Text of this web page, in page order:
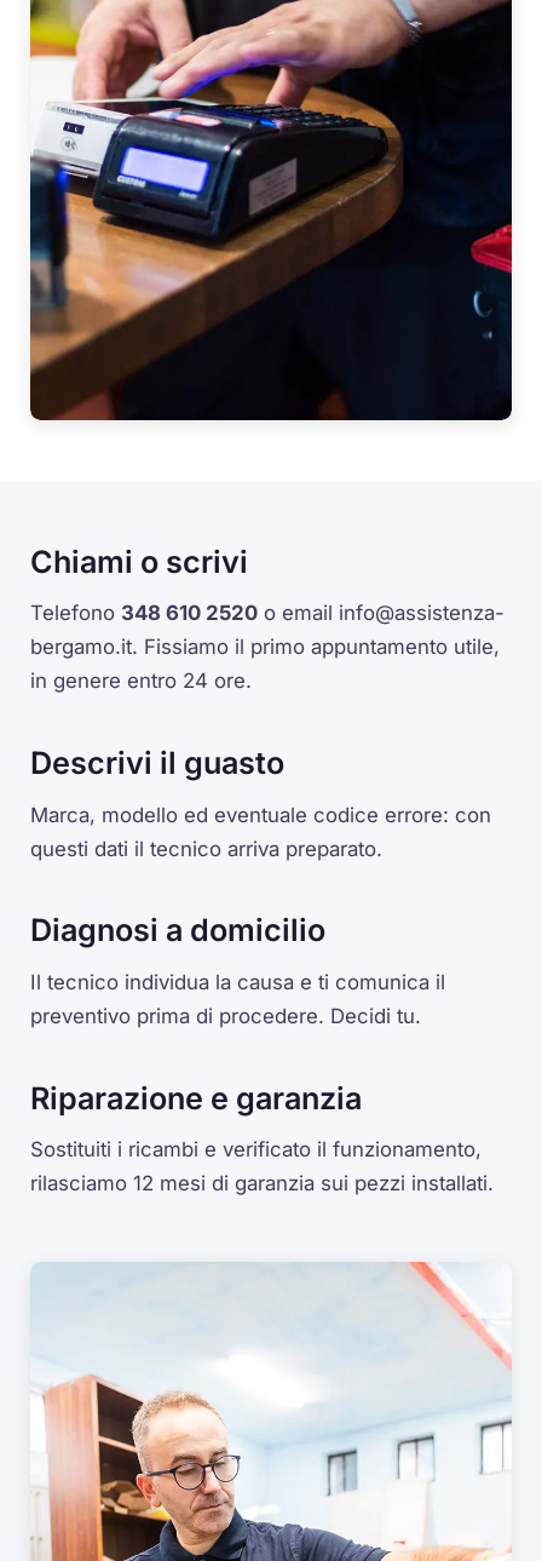
Chiami o scrivi
Telefono 348 610 2520 o email info@assistenza-
bergamo.it. Fissiamo il primo appuntamento utile,
in genere entro 24 ore.
Descrivi il guasto
Marca, modello ed eventuale codice errore: con
questi dati il tecnico arriva preparato.
Diagnosi a domicilio
Il tecnico individua la causa e ti comunica il
preventivo prima di procedere. Decidi tu.
Riparazione e garanzia
Sostituiti i ricambi e verificato il funzionamento,
rilasciamo 12 mesi di garanzia sui pezzi installati.